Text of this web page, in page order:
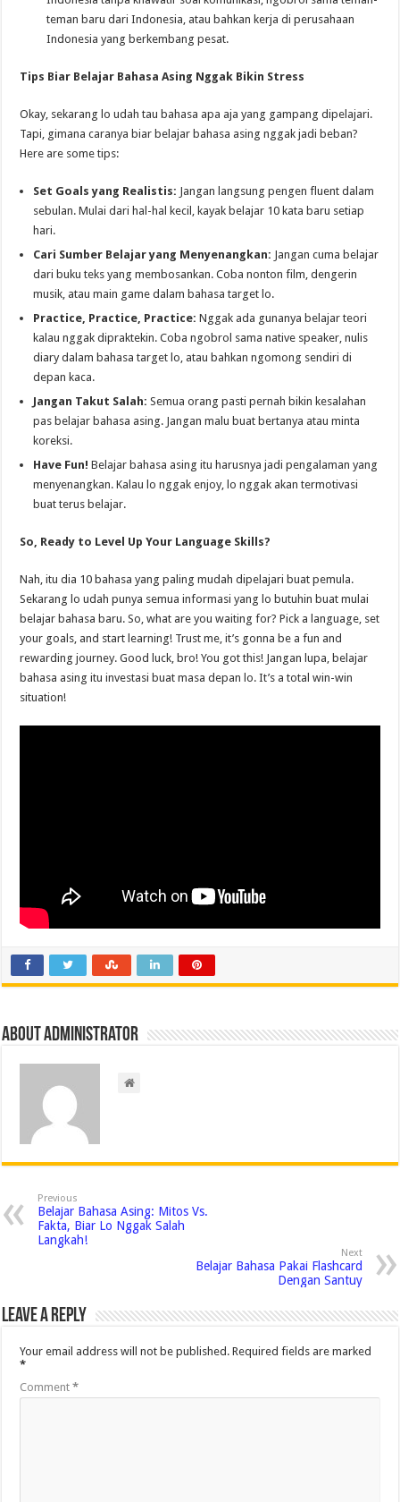
teman baru dari Indonesia, atau bahkan kerja di perusahaan
Indonesia yang berkembang pesat.
Tips Biar Belajar Bahasa Asing Nggak Bikin Stress
Okay, sekarang lo udah tau bahasa apa aja yang gampang dipelajari.
Tapi, gimana caranya biar belajar bahasa asing nggak jadi beban?
Here are some tips:
Set Goals yang Realistis: Jangan langsung pengen fluent dalam
sebulan. Mulai dari hal-hal kecil, kayak belajar 10 kata baru setiap
hari.
Cari Sumber Belajar yang Menyenangkan: Jangan cuma belajar
dari buku teks yang membosankan. Coba nonton film, dengerin
musik, atau main game dalam bahasa target lo.
Practice, Practice, Practice: Nggak ada gunanya belajar teori
kalau nggak dipraktekin. Coba ngobrol sama native speaker, nulis
diary dalam bahasa target lo, atau bahkan ngomong sendiri di
depan kaca.
Jangan Takut Salah: Semua orang pasti pernah bikin kesalahan
pas belajar bahasa asing. Jangan malu buat bertanya atau minta
koreksi.
Have Fun! Belajar bahasa asing itu harusnya jadi pengalaman yang
menyenangkan. Kalau lo nggak enjoy, lo nggak akan termotivasi
buat terus belajar.
So, Ready to Level Up Your Language Skills?
Nah, itu dia 10 bahasa yang paling mudah dipelajari buat pemula.
Sekarang lo udah punya semua informasi yang lo butuhin buat mulai
belajar bahasa baru. So, what are you waiting for? Pick a language, set
your goals, and start learning! Trust me, it’s gonna be a fun and
rewarding journey. Good luck, bro! You got this! Jangan lupa, belajar
bahasa asing itu investasi buat masa depan lo. It’s a total win-win
situation!
About administrator
Previous
Belajar Bahasa Asing: Mitos Vs.
Fakta, Biar Lo Nggak Salah
Langkah!
Next
Belajar Bahasa Pakai Flashcard
Dengan Santuy
Leave a Reply
Your email address will not be published. Required fields are marked
*
Comment*